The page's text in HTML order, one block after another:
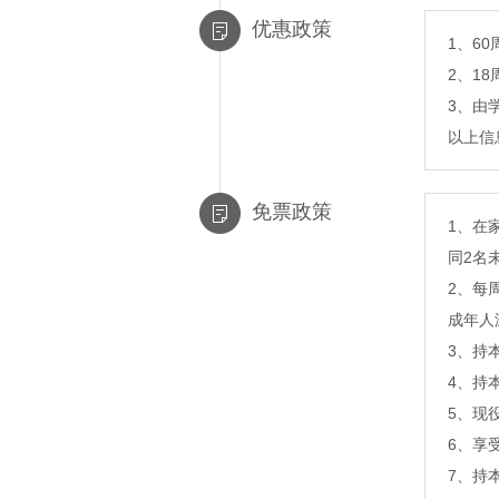
优惠政策
1、60
2、18
3、由
以上
免票政策
1、在
同2名
2、每
成年人
3、持
4、持
5、现
6、享
7、持